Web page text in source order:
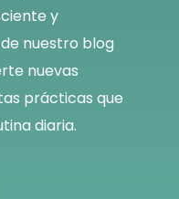
y
nuestro blog
nuevas
prácticas que
diaria.